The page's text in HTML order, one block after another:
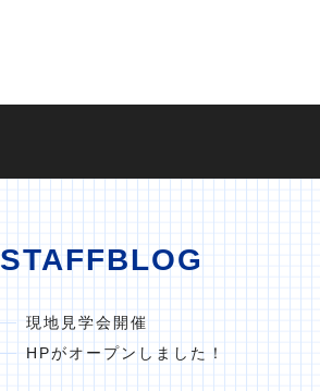
STAFFBLOG
現地見学会開催
HPがオープンしました！